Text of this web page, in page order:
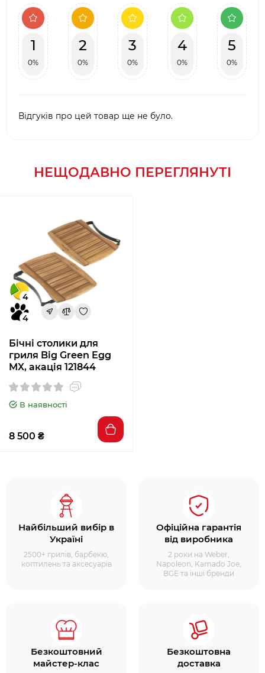
1
0%
2
0%
3
0%
4
0%
5
0%
Відгуків про цей товар ще не було.
НЕЩОДАВНО ПЕРЕГЛЯНУТІ
4
4
Бічні столики для
гриля Big Green Egg
MX, акація 121844
В наявності
8 500 ₴
Найбільший вибір в
Україні
2500+ грилів, барбекю,
коптилень та аксесуарів
Офіційна гарантія
від виробника
2 роки на Weber,
Napoleon, Kamado Joe,
BGE та інші бренди
Безкоштовний
майстер-клас
Безкоштовна
доставка